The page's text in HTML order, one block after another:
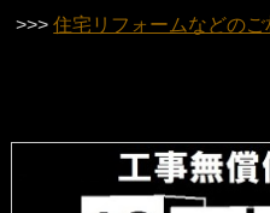
>>>住宅リフォームなどのご